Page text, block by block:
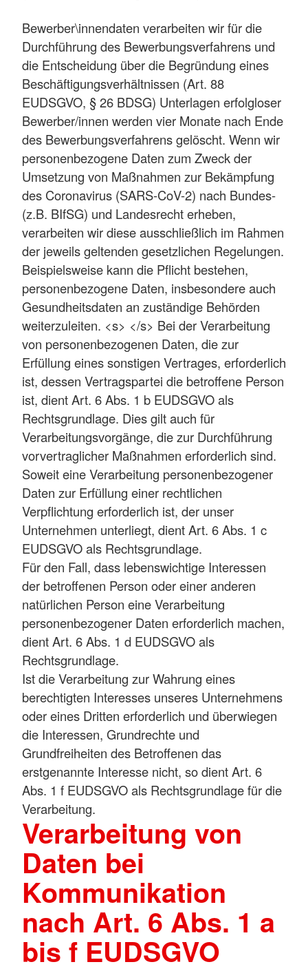
Bewerber\innendaten verarbeiten wir für die
Durchführung des Bewerbungsverfahrens und
die Entscheidung über die Begründung eines
Beschäftigungsverhältnissen (Art. 88
EUDSGVO, § 26 BDSG) Unterlagen erfolgloser
Bewerber/innen werden vier Monate nach Ende
des Bewerbungsverfahrens gelöscht. Wenn wir
personenbezogene Daten zum Zweck der
Umsetzung von Maßnahmen zur Bekämpfung
des Coronavirus (SARS-CoV-2) nach Bundes-
(z.B. BIfSG) und Landesrecht erheben,
verarbeiten wir diese ausschließlich im Rahmen
der jeweils geltenden gesetzlichen Regelungen.
Beispielsweise kann die Pflicht bestehen,
personenbezogene Daten, insbesondere auch
Gesundheitsdaten an zuständige Behörden
weiterzuleiten. <s> </s> Bei der Verarbeitung
von personenbezogenen Daten, die zur
Erfüllung eines sonstigen Vertrages, erforderlich
ist, dessen Vertragspartei die betroffene Person
ist, dient Art. 6 Abs. 1 b EUDSGVO als
Rechtsgrundlage. Dies gilt auch für
Verarbeitungsvorgänge, die zur Durchführung
vorvertraglicher Maßnahmen erforderlich sind.
Soweit eine Verarbeitung personenbezogener
Daten zur Erfüllung einer rechtlichen
Verpflichtung erforderlich ist, der unser
Unternehmen unterliegt, dient Art. 6 Abs. 1 c
EUDSGVO als Rechtsgrundlage.
Für den Fall, dass lebenswichtige Interessen
der betroffenen Person oder einer anderen
natürlichen Person eine Verarbeitung
personenbezogener Daten erforderlich machen,
dient Art. 6 Abs. 1 d EUDSGVO als
Rechtsgrundlage.
Ist die Verarbeitung zur Wahrung eines
berechtigten Interesses unseres Unternehmens
oder eines Dritten erforderlich und überwiegen
die Interessen, Grundrechte und
Grundfreiheiten des Betroffenen das
erstgenannte Interesse nicht, so dient Art. 6
Abs. 1 f EUDSGVO als Rechtsgrundlage für die
Verarbeitung.
Verarbeitung von
Daten bei
Kommunikation
nach Art. 6 Abs. 1 a
bis f EUDSGVO